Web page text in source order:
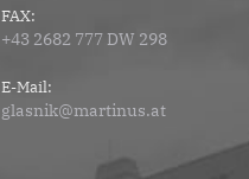
FAX:
+43 2682 777 DW 298
E-Mail:
glasnik@martinus.at